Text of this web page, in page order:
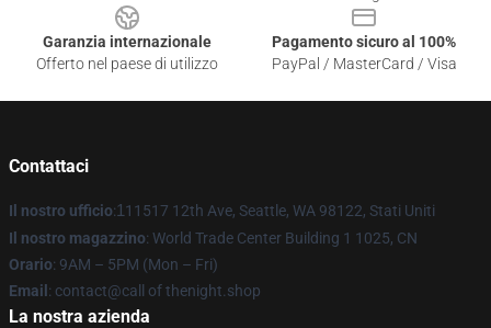
Garanzia internazionale
Offerto nel paese di utilizzo
Pagamento sicuro al 100%
PayPal / MasterCard / Visa
Contattaci
Il nostro ufficio:1 11517 12th Ave, Seattle, WA 98122, Stati Uniti
Il nostro magazzino: World Trade Center Building 1 1025, CN
Orario: 9AM – 5PM (Mon – Fri)
Email : contact@call of thenight.shop
La nostra azienda